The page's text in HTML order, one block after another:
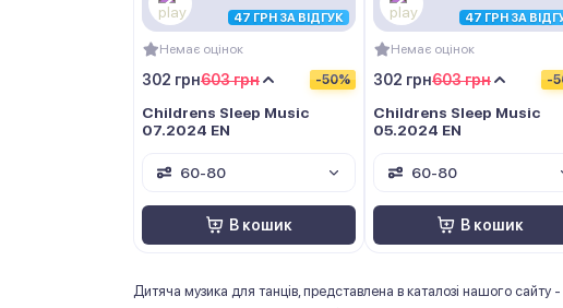
47 ГРН ЗА ВІДГУК
Немає оцінок
603 грн
302 грн -50%
Childrens Sleep Music
07.2024 EN
60-80
В кошик
47 ГРН ЗА
Немає оцінок
603 грн
302 грн -
Childrens Sleep Music
05.2024 EN
60-80
В кошик
Дитяча музика для танців, представлена в каталозі нашого сайту